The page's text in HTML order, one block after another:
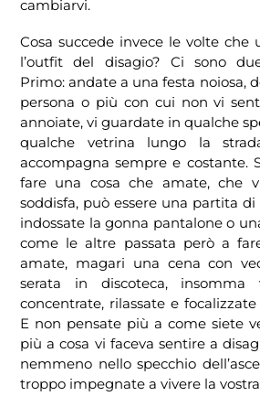
cambiarvi.
Cosa succede invece le volte che
l’outfit del disagio? Ci sono
Primo: andate a una festa noiosa,
persona o più con cui non vi
annoiate, vi guardate in qualche
qualche vetrina lungo la
accompagna sempre e costante.
fare una cosa che amate, che
soddisfa, può essere una partita
indossate la gonna pantalone o
come le altre passata però a
amate, magari una cena con
serata in discoteca, insomma
concentrate, rilassate e
E non pensate più a come siete
più a cosa vi faceva sentire a
nemmeno nello specchio
troppo impegnate a vivere la